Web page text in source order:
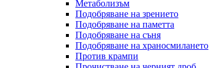
Метаболизъм
Подобряване на зрението
Подобряване на паметта
Подобряване на съня
Подобряване на храносмилането
Против крампи